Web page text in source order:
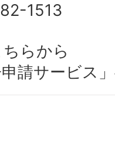
1513
らから
請サービス